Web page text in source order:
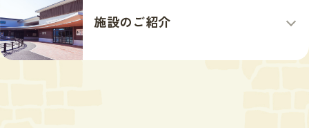
施設のご紹介